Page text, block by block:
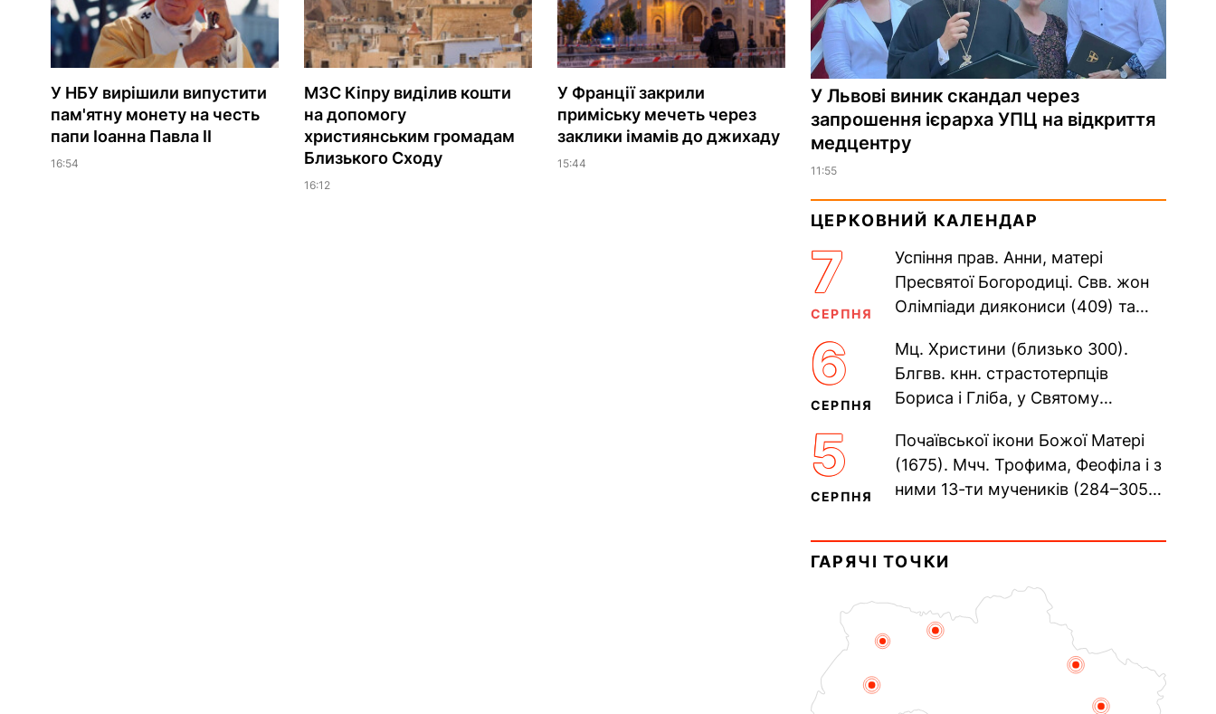
У НБУ вирішили випустити
пам'ятну монету на честь
папи Іоанна Павла II
16:54
МЗС Кіпру виділив кошти
на допомогу
християнським громадам
Близького Сходу
16:12
У Франції закрили
приміську мечеть через
заклики імамів до джихаду
15:44
У Львові виник скандал через
запрошення ієрарха УПЦ на відкриття
медцентру
11:55
ЦЕРКОВНИЙ КАЛЕНДАР
7
СЕРПНЯ
Успіння прав. Анни, матері
Пресвятої Богородиці. Свв. жон
Олімпіади диякониси (409) та
Пам’ять V Вселенського...
6
СЕРПНЯ
Мц. Христини (близько 300).
Блгвв. кнн. страстотерпців
Бориса і Гліба, у Святому
Прп. Полікарпа, архімандрита...
5
СЕРПНЯ
Почаївської ікони Божої Матері
(1675). Мчч. Трофима, Феофіла і з
ними 13-ти мучеників (284–305).
Равенійського (близько 75)....
ГАРЯЧІ ТОЧКИ